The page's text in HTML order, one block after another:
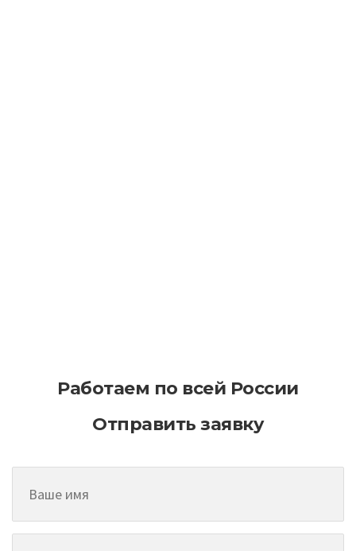
Работаем по всей России
Отправить заявку